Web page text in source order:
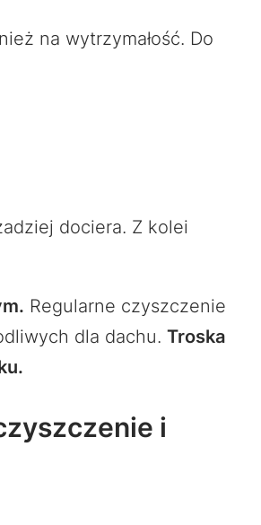
na wytrzymałość. Do
dociera. Z kolei
Regularne czyszczenie
dla dachu. Troska
i